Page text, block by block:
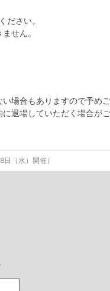
ださい。
せん。
場合もありますので予めご
退場していただく場合がご
（水）開催）